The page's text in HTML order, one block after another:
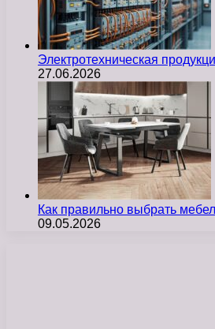
Электротехническая
27.06.2026
Как правильно выбрать
09.05.2026